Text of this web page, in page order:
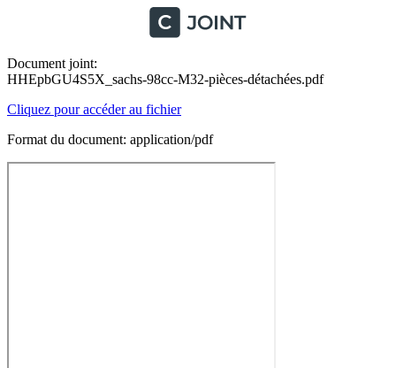
Document joint:
HHEpbGU4S5X_sachs-98cc-M32-pièces-détachées.pdf
Cliquez pour accéder au fichier
Format du document: application/pdf